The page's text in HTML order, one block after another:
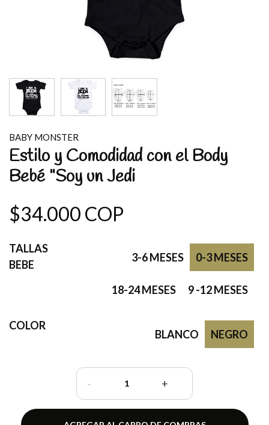
BABY MONSTER
Estilo y Comodidad con el Body
Bebé "Soy un Jedi
$34.000 COP
TALLAS
BEBE
0-3 MESES
3-6 MESES
9 -12 MESES
18-24 MESES
COLOR
NEGRO
BLANCO
- +